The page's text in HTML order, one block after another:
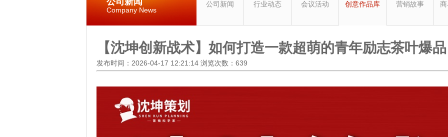
Company News
公司新闻 行业动态 会议活动 创意作品库 营销故事
【沈坤创新战术】如何打造一款超萌的青年励志茶叶爆
发布时间：2026-04-17 12:21:14 浏览次数：639